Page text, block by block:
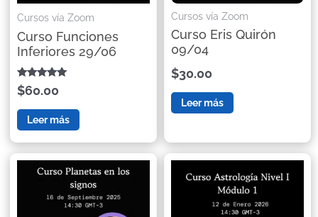
Cursos vía Zoom
Curso Funciones
Inferiores 29/06
Valorado con
5.00
$60.00
Leer más
Cursos vía Zoom
Curso Eris Quirón
09/04
$30.00
Leer más